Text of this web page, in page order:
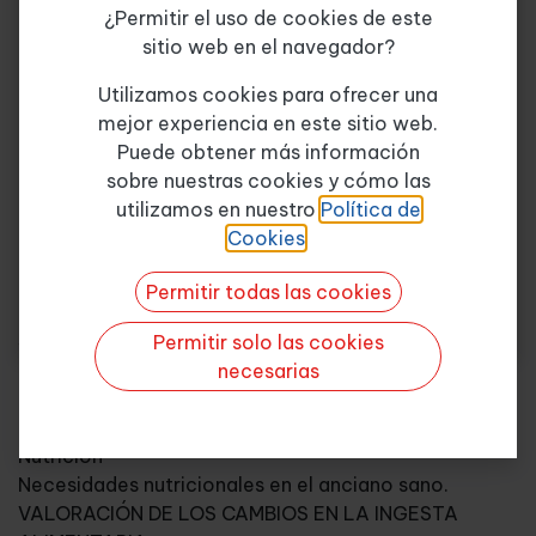
Las proteínas
El agua y los electrolitos
Las vitaminas
Fibra vegetal
Los alimentos
Grupo carnes, pescados y huevos
Grupo cereales, tubérculos y legumbres
Grupo frutas, verduras y hortalizas
Grupo de los alimentos grasos
Grupo variado
ESTADO NUTRICIONAL DE LOS ANCIANOS
Situación general de la vejez.
Relación entre Alimentación-nutrición-salud-
envejecimiento
Nutrición
Necesidades nutricionales en el anciano sano.
VALORACIÓN DE LOS CAMBIOS EN LA INGESTA
Quiero más info
¿Permitir el uso de cookies de este
sitio web en el navegador?
Utilizamos cookies para ofrecer una
mejor experiencia en este sitio web.
Puede obtener más información
sobre nuestras cookies y cómo las
utilizamos en nuestro Política de
Cookies.
Permitir todas las cookies
Permitir solo las cookies
necesarias